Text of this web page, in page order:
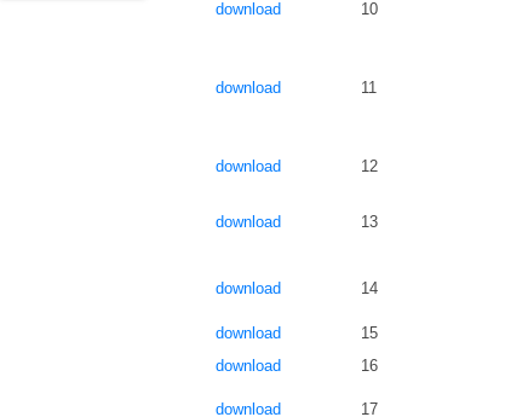
download
10
download 11
download
12
download 13
download 14
download
15
download
16
download 17